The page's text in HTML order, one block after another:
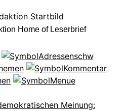
Home of Leserbrief
Meinung: